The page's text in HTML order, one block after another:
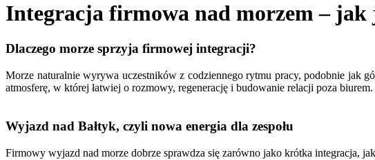
Integracja firmowa nad morzem – jak
Dlaczego morze sprzyja firmowej integracji?
Morze naturalnie wyrywa uczestników z codziennego rytmu pracy, podobnie jak
atmosferę, w której łatwiej o rozmowy, regenerację i budowanie relacji poza biurem.
Wyjazd nad Bałtyk, czyli nowa energia dla zespołu
Firmowy wyjazd nad morze dobrze sprawdza się zarówno jako krótka integracja,